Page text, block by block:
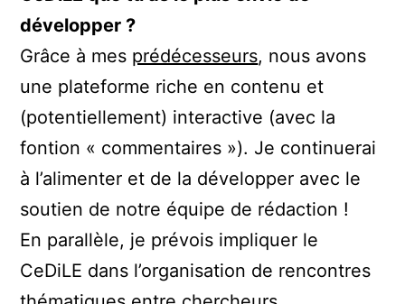
développer ?
Grâce à mes prédécesseurs, nous avons
une plateforme riche en contenu et
(potentiellement) interactive (avec la
fontion « commentaires »). Je continuerai
à l’alimenter et de la développer avec le
soutien de notre équipe de rédaction !
En parallèle, je prévois impliquer le
CeDiLE dans l’organisation de rencontres